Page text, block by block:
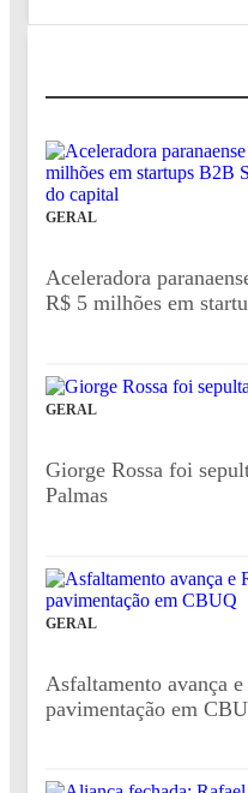
GERAL
Aceleradora
R$ 5 milhões em
GERAL
Giorge Rossa foi
Palmas
GERAL
Asfaltamento avança
pavimentação em